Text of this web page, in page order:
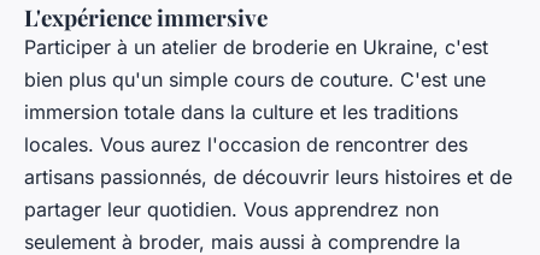
L'expérience immersive
Participer à un atelier de broderie en Ukraine, c'est
bien plus qu'un simple cours de couture. C'est une
immersion totale dans la culture et les traditions
locales. Vous aurez l'occasion de rencontrer des
artisans passionnés, de découvrir leurs histoires et de
partager leur quotidien. Vous apprendrez non
seulement à broder, mais aussi à comprendre la